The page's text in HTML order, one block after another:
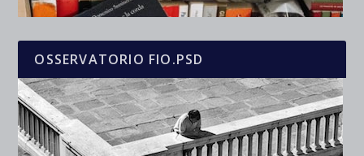
OSSERVATORIO FIO.PSD